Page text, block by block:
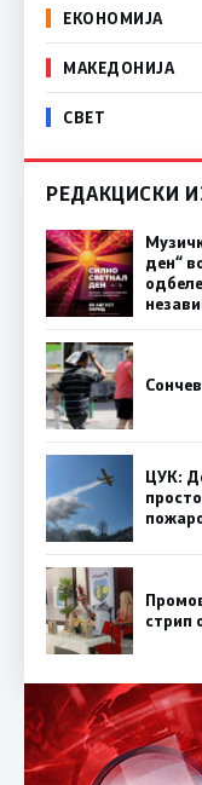
ЕКОНОМИЈА
МАКЕДОНИЈА
СВЕТ
РЕДАКЦИСКИ
ден“
ЦУК:
стрип